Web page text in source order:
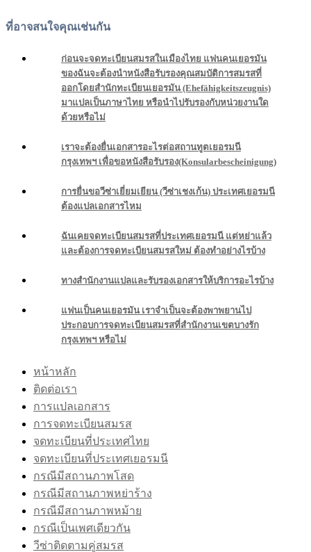
ที่อาจสนใจคุณเช่นกัน
ก่อนจะจดทะเบียนสมรสในเมืองไทย แฟนคนเยอรมัน
ของฉันจะต้องนำหนังสือรับรองคุณสมบัติการสมรสที่
ออกโดยสำนักทะเบียนเยอรมัน (Ehefähigkeitszeugnis)
มาแปลเป็นภาษาไทย หรือนำไปรับรองกับหน่วยงานใด
ด้วยหรือไม่
เราจะต้องยื่นเอกสารอะไรต่อสถานทูตเยอรมนี
กรุงเทพฯ เพื่อขอหนังสือรับรอง(Konsularbescheinigung)
การยื่นขอวีซ่าเยี่ยมเยียน (วีซ่าเชงเก้น) ประเทศเยอรมนี
ต้องแปลเอกสารไหม
ฉันเคยจดทะเบียนสมรสที่ประเทศเยอรมนี แต่หย่าแล้ว
และต้องการจดทะเบียนสมรสใหม่ ต้องทำอย่างไรบ้าง
ทางสำนักงานแปลและรับรองเอกสารให้บริการอะไรบ้าง
แฟนเป็นคนเยอรมัน เราจำเป็นจะต้องพาพยานไป
ประกอบการจดทะเบียนสมรสที่สำนักงานเขตบางรัก
กรุงเทพฯ หรือไม่
หน้าหลัก
ติดต่อเรา
การแปลเอกสาร
การจดทะเบียนสมรส
จดทะเบียนที่ประเทศไทย
จดทะเบียนที่ประเทศเยอรมนี
กรณีมีสถานภาพโสด
กรณีมีสถานภาพหย่าร้าง
กรณีมีสถานภาพหม้าย
กรณีเป็นเพศเดียวกัน
วีซ่าติดตามคู่สมรส